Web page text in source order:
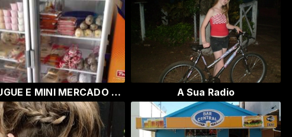
AÇOUGUE E MINI MERCADO QUERÊNCIA A Sua Radio